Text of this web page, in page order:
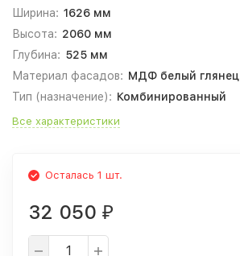
Ширина: 1626 мм
Высота: 2060 мм
Глубина: 525 мм
Материал фасадов: МДФ белый глянец
Тип (назначение): Комбинированный
Все характеристики
Осталась 1 шт.
32 050 ₽